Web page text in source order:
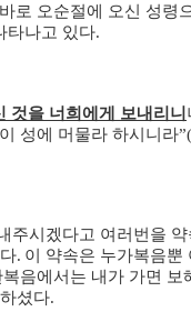
로 오순절에 오신 성령
타나고 있다.
것을 너희에게 보내리니
이 성에 머물라 하시니라”(
주시겠다고 여러번을 약
. 이 약속은 누가복음뿐
음에서는 내가 가면 보
셨다.